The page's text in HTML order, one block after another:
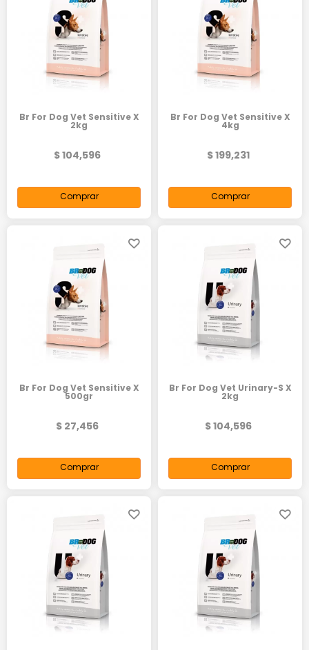
Br For Dog Vet Sensitive X
2kg
$ 104,596
Comprar
Br For Dog Vet Sensitive X
4kg
$ 199,231
Comprar
Br For Dog Vet Sensitive X
500gr
$ 27,456
Comprar
Br For Dog Vet Urinary-S X
2kg
$ 104,596
Comprar